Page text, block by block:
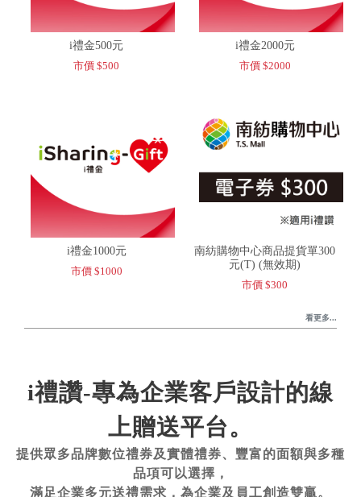
i禮金500元
市價 $500
i禮金2000元
市價 $2000
i禮金1000元
市價 $1000
南紡購物中心商品提貨單300
元(T) (無效期)
市價 $300
看更多...
i禮讚-專為企業客戶設計的線
上贈送平台。
提供眾多品牌數位禮券及實體禮券、豐富的面額與多種
品項可以選擇，
滿足企業多元送禮需求，為企業及員工創造雙贏。